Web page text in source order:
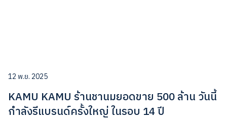
12 พ.ย. 2025
KAMU KAMU ร้านชานมยอดขาย 500 ล้าน วันนี้
กำลังรีแบรนด์ครั้งใหญ่ ในรอบ 14 ปี